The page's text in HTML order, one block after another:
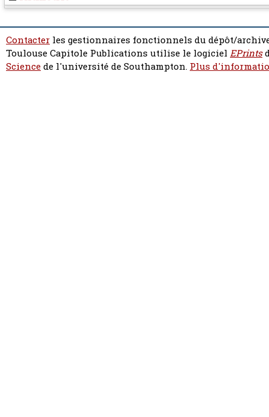
Contacter les gestionnaires fonctionnels du dépôt/
Toulouse Capitole Publications utilise le logiciel EPrints
Sciencede l'université de Southampton. Plus